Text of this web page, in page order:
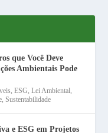
que Você Deve
Ambientais Pode
,ESG,Lei Ambiental,
,Sustentabilidade
e ESG em Projetos